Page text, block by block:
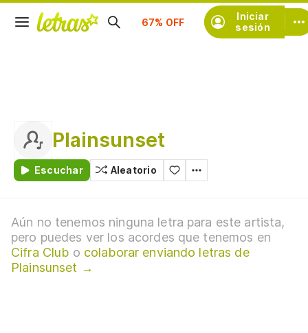
Iniciar
sesión
Suscríbete
Plainsunset
Escuchar Aleatorio
Aún no tenemos ninguna letra para este artista,
pero puedes ver los acordes que tenemos en
Cifra Club o colaborar enviando letras de
Plainsunset →